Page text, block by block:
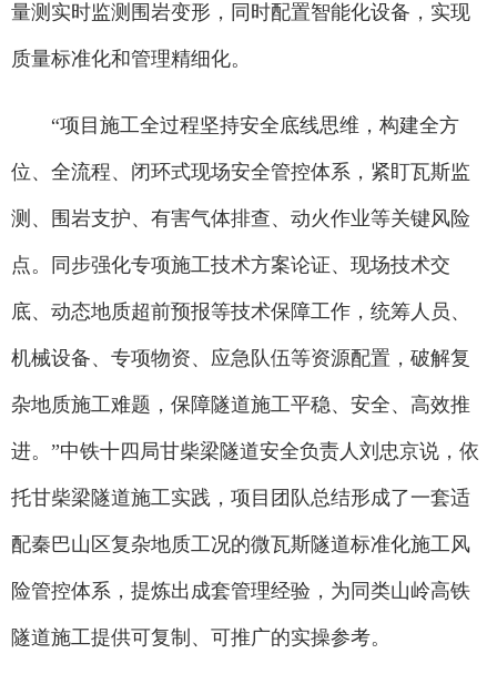
量测实时监测围岩变形，同时配置智能化设备，实现
质量标准化和管理精细化。
“项目施工全过程坚持安全底线思维，构建全方
位、全流程、闭环式现场安全管控体系，紧盯瓦斯监
测、围岩支护、有害气体排查、动火作业等关键风险
点。同步强化专项施工技术方案论证、现场技术交
底、动态地质超前预报等技术保障工作，统筹人员、
机械设备、专项物资、应急队伍等资源配置，破解复
杂地质施工难题，保障隧道施工平稳、安全、高效推
进。”中铁十四局甘柴梁隧道安全负责人刘忠京说，依
托甘柴梁隧道施工实践，项目团队总结形成了一套适
配秦巴山区复杂地质工况的微瓦斯隧道标准化施工风
险管控体系，提炼出成套管理经验，为同类山岭高铁
隧道施工提供可复制、可推广的实操参考。